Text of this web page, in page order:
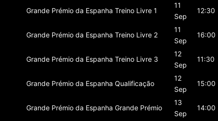
Grande Prémio da Espanha Treino Livre 1
11
Sep
12:30
Grande Prémio da Espanha Treino Livre 2
11
Sep
16:00
Grande Prémio da Espanha Treino Livre 3
12
Sep
11:30
Grande Prémio da Espanha Qualificação
12
Sep
15:00
Grande Prémio da Espanha Grande Prémio
13
Sep
14:00